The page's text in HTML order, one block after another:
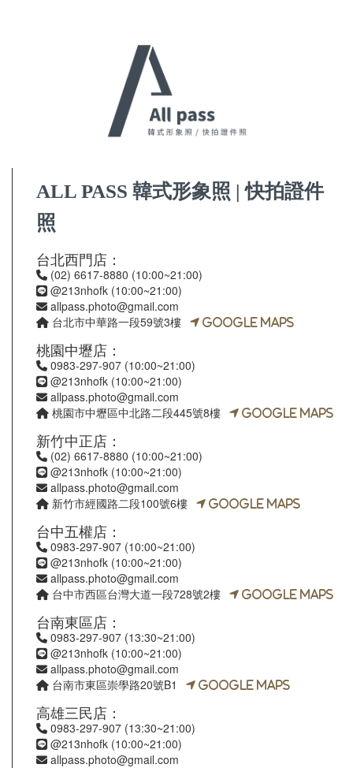
ALL PASS 韓式形象照 | 快拍證件
照
台北西門店：
(02) 6617-8880 (10:00~21:00)
@213nhofk (10:00~21:00)
allpass.photo@gmail.com
台北市中華路一段59號3樓
Google Maps
桃園中壢店：
0983-297-907 (10:00~21:00)
@213nhofk (10:00~21:00)
allpass.photo@gmail.com
桃園市中壢區中北路二段445號8樓
Google Maps
新竹中正店：
(02) 6617-8880 (10:00~21:00)
@213nhofk (10:00~21:00)
allpass.photo@gmail.com
新竹市經國路二段100號6樓
Google Maps
台中五權店：
0983-297-907 (10:00~21:00)
@213nhofk (10:00~21:00)
allpass.photo@gmail.com
台中市西區台灣大道一段728號2樓
Google Maps
台南東區店：
0983-297-907 (13:30~21:00)
@213nhofk (10:00~21:00)
allpass.photo@gmail.com
台南市東區崇學路20號B1
Google Maps
高雄三民店：
0983-297-907 (13:30~21:00)
@213nhofk (10:00~21:00)
allpass.photo@gmail.com